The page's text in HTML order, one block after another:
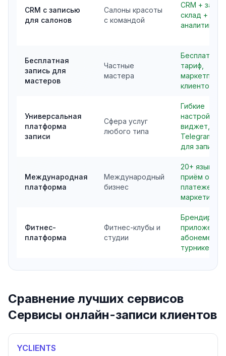
CRM с записью
для салонов
Салоны красоты
с командой
CRM +
склад +
аналитика
Бесплатная
запись для
мастеров
Частные
мастера
Бесплатный
тариф,
клиентов
Универсальная
платформа
записи
Сфера услуг
любого типа
Гибкие
настройки,
виджет,
Telegram-
для записи
Международная
платформа
Международный
бизнес
20+ языков,
приём
платежей,
маркетинг
Фитнес-
платформа
Фитнес-клубы и
студии
приложение,
турникеты
Сравнение лучших сервисов
Сервисы онлайн-записи клиентов
YCLIENTS